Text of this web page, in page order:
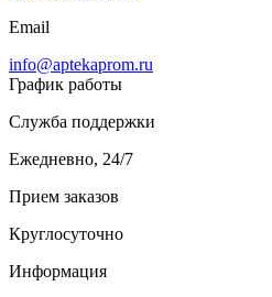
Email
info@aptekaprom.ru
График работы
Служба поддержки
Ежедневно, 24/7
Прием заказов
Круглосуточно
Информация